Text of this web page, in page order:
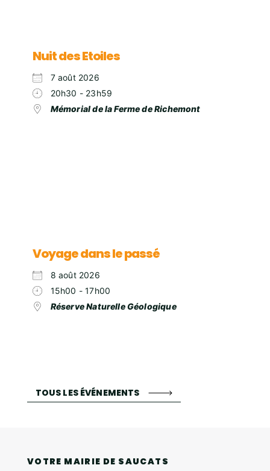
Nuit des Etoiles
7 août 2026
20h30 - 23h59
Mémorial de la Ferme de Richemont
Voyage dans le passé
8 août 2026
15h00 - 17h00
Réserve Naturelle Géologique
TOUS LES ÉVÉNEMENTS
VOTRE MAIRIE DE SAUCATS